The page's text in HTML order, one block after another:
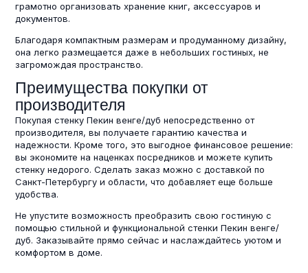
грамотно организовать хранение книг, аксессуаров и
документов.
Благодаря компактным размерам и продуманному дизайну,
она легко размещается даже в небольших гостиных, не
загромождая пространство.
Преимущества покупки от
производителя
Покупая стенку Пекин венге/дуб непосредственно от
производителя, вы получаете гарантию качества и
надежности. Кроме того, это выгодное финансовое решение:
вы экономите на наценках посредников и можете купить
стенку недорого. Сделать заказ можно с доставкой по
Санкт-Петербургу и области, что добавляет еще больше
удобства.
Не упустите возможность преобразить свою гостиную с
помощью стильной и функциональной стенки Пекин венге/
дуб. Заказывайте прямо сейчас и наслаждайтесь уютом и
комфортом в доме.